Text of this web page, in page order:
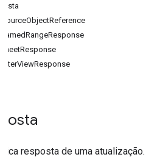
única resposta de uma atualização.